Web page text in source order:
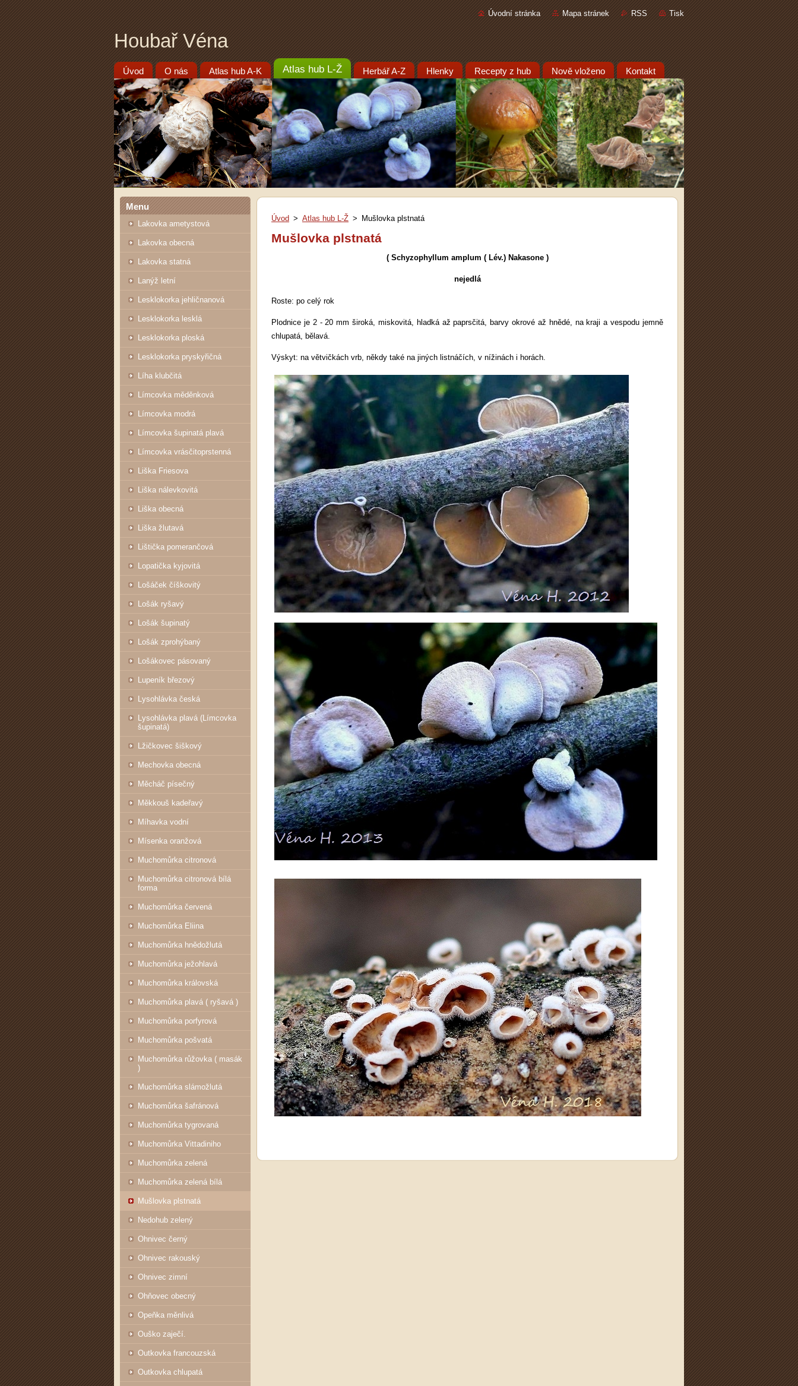
Úvodní stránka Mapa stránek RSS Tisk
Houbař Véna
Úvod O nás Atlas hub A-K Atlas hub L-Ž Herbář A-Z Hlenky Recepty z hub Nově vloženo Kontakt
Menu
Lakovka ametystová
Lakovka obecná
Lakovka statná
Lanýž letní
Lesklokorka jehličnanová
Lesklokorka lesklá
Lesklokorka ploská
Lesklokorka pryskyřičná
Líha klubčitá
Límcovka měděnková
Límcovka modrá
Límcovka šupinatá plavá
Límcovka vrásčitoprstenná
Liška Friesova
Liška nálevkovitá
Liška obecná
Liška žlutavá
Lištička pomerančová
Lopatička kyjovitá
Lošáček číškovitý
Lošák ryšavý
Lošák šupinatý
Lošák zprohýbaný
Lošákovec pásovaný
Lupeník březový
Lysohlávka česká
Lysohlávka plavá (Límcovka
šupinatá)
Lžičkovec šiškový
Mechovka obecná
Měcháč písečný
Měkkouš kadeřavý
Míhavka vodní
Mísenka oranžová
Muchomůrka citronová
Muchomůrka citronová bílá
forma
Muchomůrka červená
Muchomůrka Eliina
Muchomůrka hnědožlutá
Muchomůrka ježohlavá
Muchomůrka královská
Muchomůrka plavá ( ryšavá )
Muchomůrka porfyrová
Muchomůrka pošvatá
Muchomůrka růžovka ( masák
)
Muchomůrka slámožlutá
Muchomůrka šafránová
Muchomůrka tygrovaná
Muchomůrka Vittadiniho
Muchomůrka zelená
Muchomůrka zelená bílá
Mušlovka plstnatá
Nedohub zelený
Ohnivec černý
Ohnivec rakouský
Ohnivec zimní
Ohňovec obecný
Opeňka měnlivá
Ouško zaječí.
Outkovka francouzská
Outkovka chlupatá
Úvod > Atlas hub L-Ž > Mušlovka plstnatá
Mušlovka plstnatá
( Schyzophyllum amplum ( Lév.) Nakasone )
nejedlá
Roste: po celý rok
Plodnice je 2 - 20 mm široká, miskovitá, hladká až paprsčitá, barvy okrové až hnědé, na kraji a vespodu jemně
chlupatá, bělavá.
Výskyt: na větvičkách vrb, někdy také na jiných listnáčích, v nížinách i horách.